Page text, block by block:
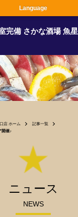
完備 さかな酒場 魚星
店 ホーム
記事一覧
開催♪
ニュース
NEWS
Language